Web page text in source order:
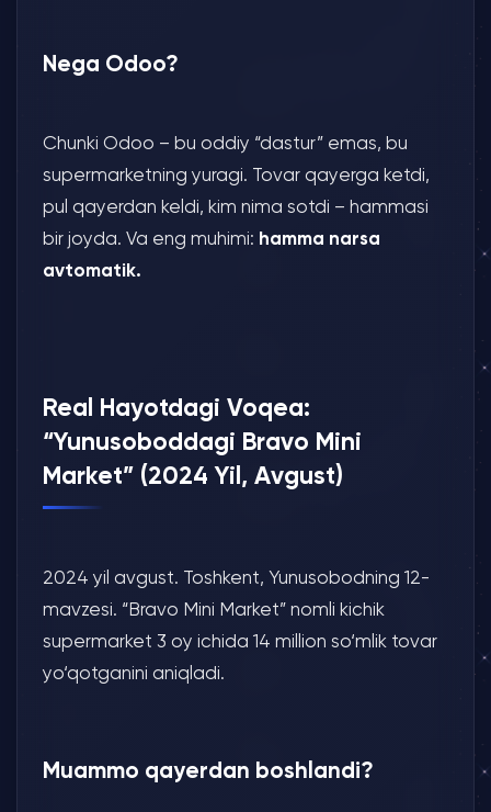
Nega Odoo?
Chunki Odoo – bu oddiy “dastur” emas, bu
supermarketning yuragi. Tovar qayerga ketdi,
pul qayerdan keldi, kim nima sotdi – hammasi
bir joyda. Va eng muhimi: hamma narsa
avtomatik.
Real Hayotdagi Voqea:
“Yunusoboddagi Bravo Mini
Market” (2024 Yil, Avgust)
2024 yil avgust. Toshkent, Yunusobodning 12-
mavzesi. “Bravo Mini Market” nomli kichik
supermarket 3 oy ichida 14 million so‘mlik tovar
yo‘qotganini aniqladi.
Muammo qayerdan boshlandi?